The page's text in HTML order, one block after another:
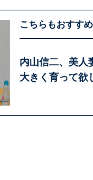
こちらもおすすめ
内山信二、美人
大きく育って欲